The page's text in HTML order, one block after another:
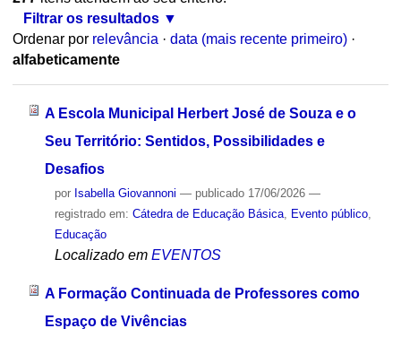
Filtrar os resultados
Ordenar por relevância · data (mais recente primeiro) ·
alfabeticamente
A Escola Municipal Herbert José de Souza e o
Seu Território: Sentidos, Possibilidades e
Desafios
por Isabella Giovannoni — publicado17/06/2026 —
registrado em: Cátedra de Educação Básica, Evento público,
Educação
Localizado em EVENTOS
A Formação Continuada de Professores como
Espaço de Vivências